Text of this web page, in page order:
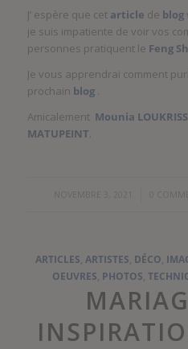
J’ espère que cetarticle de blog
je suis impatiente de voir vos
personnes pratiquent le Feng
Je vous apprendrai comment
prochain blog.
Amicalement Mounia LOUKRISS
MATUPEINT.
ARTICLES ARTISTES DÉCO
OEUVRES PHOTOS